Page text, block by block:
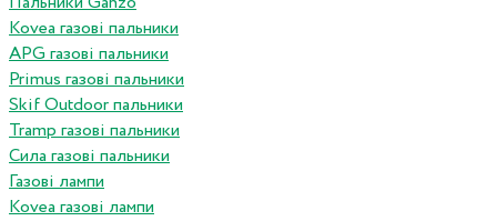
Kovea газові пальники
APG газові пальники
Primus газові пальники
Skif Outdoor пальники
Tramp газові пальники
Сила газові пальники
Газові лампи
Kovea газові лампи